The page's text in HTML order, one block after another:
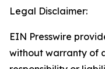
Legal Disclaimer:
EIN Presswire
without warranty of